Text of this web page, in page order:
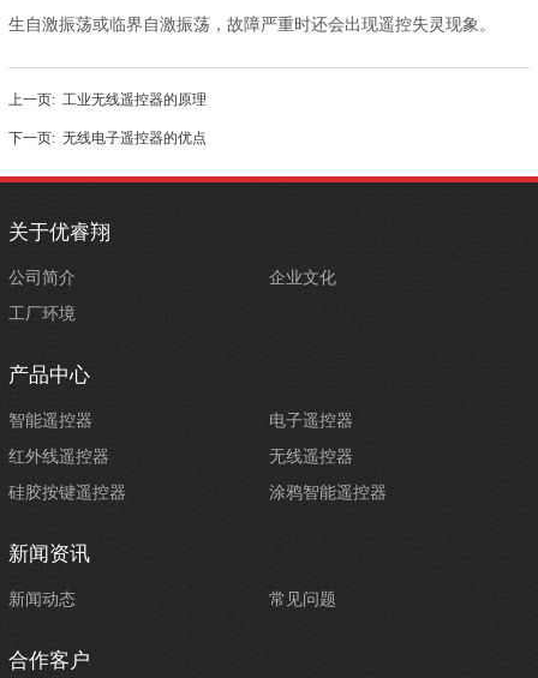
生自激振荡或临界自激振荡，故障严重时还会出现遥控失灵现象。
上一页: 工业无线遥控器的原理
下一页: 无线电子遥控器的优点
关于优睿翔
公司简介
企业文化
工厂环境
产品中心
智能遥控器
电子遥控器
红外线遥控器
无线遥控器
硅胶按键遥控器
涂鸦智能遥控器
新闻资讯
新闻动态 常见问题
合作客户